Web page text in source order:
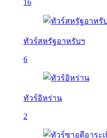
16
ทัวร์สหรัฐอาหรับฯ
6
ทัวร์อิหร่าน
2